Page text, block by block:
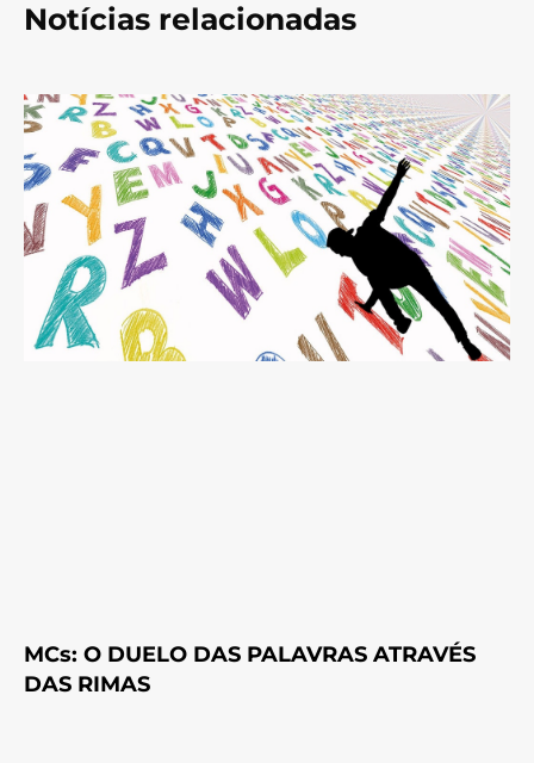
Notícias relacionadas
MCs: O DUELO DAS PALAVRAS ATRAVÉS
DAS RIMAS